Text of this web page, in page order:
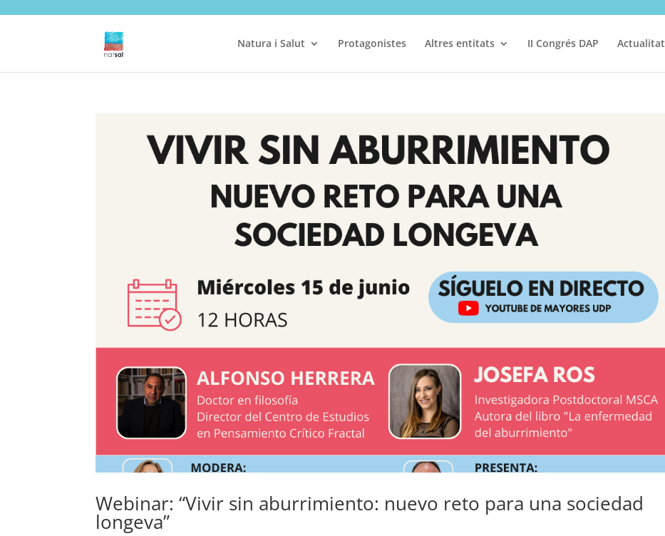
Natura i Salut Protagonistes Altres entitats II Congrés DAP Actualitat
Webinar: “Vivir sin aburrimiento: nuevo reto para una sociedad
longeva”